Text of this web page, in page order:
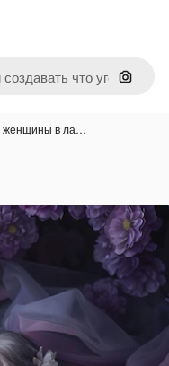
Поиск
женщины в ла…